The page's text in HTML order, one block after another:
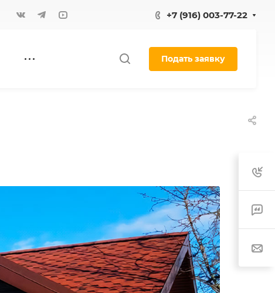
+7 (916) 003-77-22
Подать заявку